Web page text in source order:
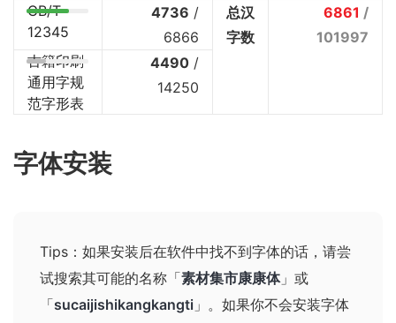
GB/T
12345
4736 /
6866
总汉
字数
6861 /
101997
古籍印刷
通用字规
范字形表
4490 /
14250
字体安装
Tips：如果安装后在软件中找不到字体的话，请尝
试搜索其可能的名称 「素材集市康康体」或
「sucaijishikangkangti 」 。如果你不会安装字体